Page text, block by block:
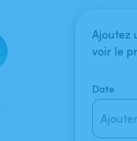
Ajoutez
voir le
Date